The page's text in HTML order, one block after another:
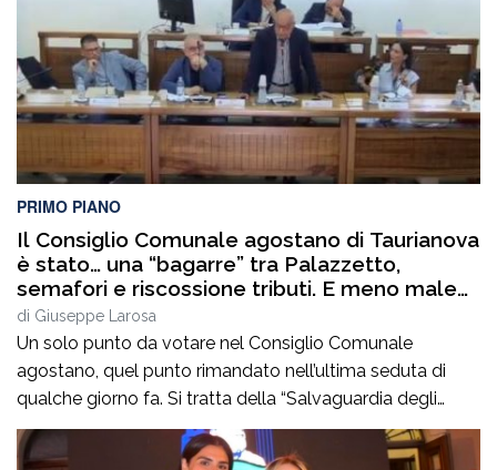
PRIMO PIANO
Il Consiglio Comunale agostano di Taurianova
è stato… una “bagarre” tra Palazzetto,
semafori e riscossione tributi. E meno male
che era un solo punto!
di Giuseppe Larosa
Un solo punto da votare nel Consiglio Comunale
agostano, quel punto rimandato nell’ultima seduta di
qualche giorno fa. Si tratta della “Salvaguardia degli
equilibri e assestamento generale di bilancio- Esercizio
2026”. Ma è sulla discussione nei “preliminari” che si gioca